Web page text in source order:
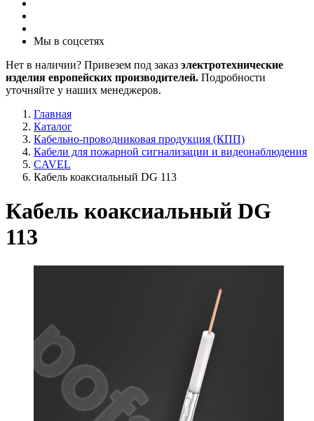
Мы в соцсетях
Нет в наличии? Привезем под заказ электротехнические
изделия европейских производителей. Подробности
уточняйте у наших менеджеров.
Главная
Каталог
Кабельно-проводниковая продукция (КПП)
Кабели для пожарной сигнализации и видеонаблюдения
CAVEL
Кабель коаксиальный DG 113
Кабель коаксиальный DG
113